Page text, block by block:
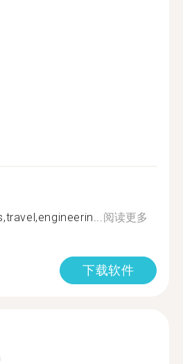
阅读更多
下载软件